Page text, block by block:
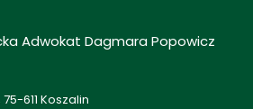
Adwokat Dagmara Popowicz
611 Koszalin